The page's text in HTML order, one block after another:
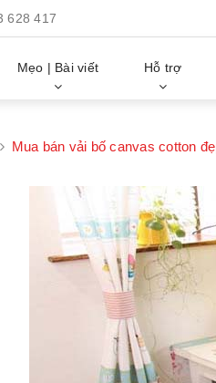
628 417
Mẹo | Bài viết Hỗ trợ
Mua bán vải bố canvas cotton